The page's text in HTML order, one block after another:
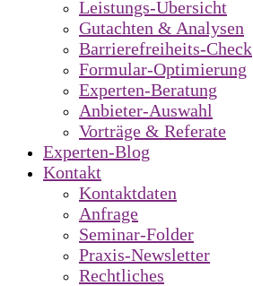
Leistungs-Übersicht
Gutachten & Analysen
Barrierefreiheits-Check
Formular-Optimierung
Experten-Beratung
Anbieter-Auswahl
Vorträge & Referate
Experten-Blog
Kontakt
Kontaktdaten
Anfrage
Seminar-Folder
Praxis-Newsletter
Rechtliches